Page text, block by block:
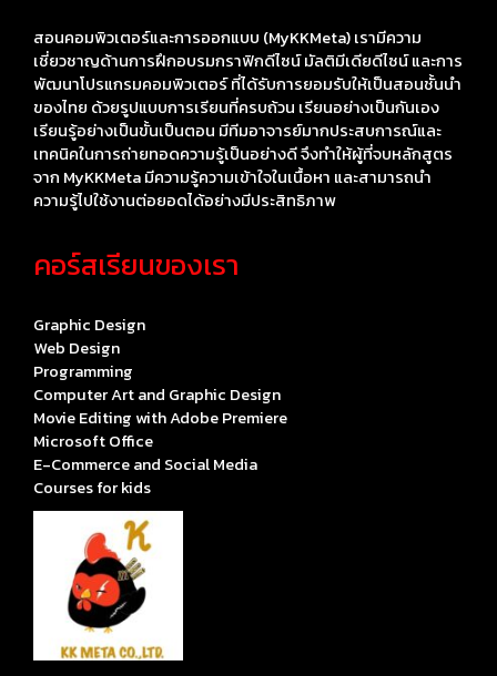
สอนคอมพิวเตอร์และการออกแบบ (MyKKMeta) เรามีความ
เชี่ยวชาญด้านการฝึกอบรมกราฟิกดีไซน์ มัลติมีเดียดีไซน์ และการ
พัฒนาโปรแกรมคอมพิวเตอร์ ที่ได้รับการยอมรับให้เป็นสอนชั้นนำ
ของไทย ด้วยรูปแบบการเรียนที่ครบถ้วน เรียนอย่างเป็นกันเอง
เรียนรู้อย่างเป็นขั้นเป็นตอน มีทีมอาจารย์มากประสบการณ์และ
เทคนิคในการถ่ายทอดความรู้เป็นอย่างดี จึงทำให้ผู้ที่จบหลักสูตร
จาก MyKKMeta มีความรู้ความเข้าใจในเนื้อหา และสามารถนำ
ความรู้ไปใช้งานต่อยอดได้อย่างมีประสิทธิภาพ
คอร์สเรียนของเรา
Graphic Design
Web Design
Programming
Computer Art and Graphic Design
Movie Editing with Adobe Premiere
Microsoft Office
E-Commerce and Social Media
Courses for kids